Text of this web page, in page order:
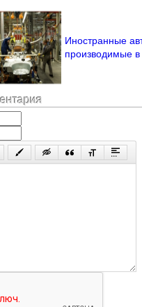
Иностранные
производимые в